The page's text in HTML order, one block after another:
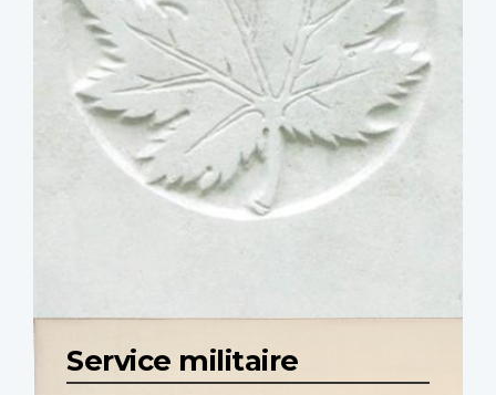
Service militaire